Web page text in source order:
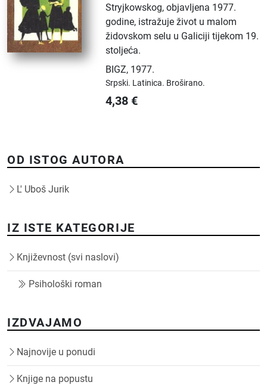
Stryjkowskog, objavljena 1977.
godine, istražuje život u malom
židovskom selu u Galiciji tijekom 19.
stoljeća.
BIGZ, 1977.
Srpski. Latinica. Broširano.
4,38 €
OD ISTOG AUTORA
L' Uboš Jurik
IZ ISTE KATEGORIJE
Književnost (svi naslovi)
Psihološki roman
IZDVAJAMO
Najnovije u ponudi
Knjige na popustu